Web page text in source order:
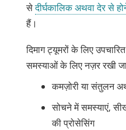
सेदीर्घकालिक अथवा देर से
हैं।
दिमाग ट्यूमरों के लिए
समस्याओं के लिए नज़र रखी
कमज़ोरी या संतुलन
सोचने में समस्याएं,
की प्रोसेसिंग